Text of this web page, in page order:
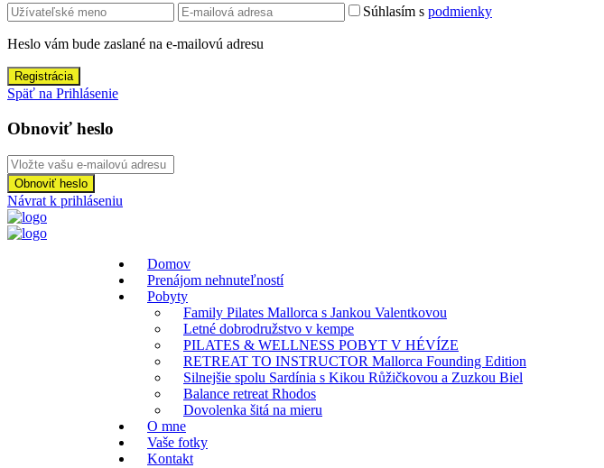
Súhlasím s podmienky
Heslo vám bude zaslané na e-mailovú adresu
Registrácia
Späť na Prihlásenie
Obnoviť heslo
Obnoviť heslo
Návrat k prihláseniu
Domov
Prenájom nehnuteľností
Pobyty
Family Pilates Mallorca s Jankou Valentkovou
Letné dobrodružstvo v kempe
PILATES & WELLNESS POBYT V HÉVÍZE
RETREAT TO INSTRUCTOR Mallorca Founding Edition
Silnejšie spolu Sardínia s Kikou Růžičkovou a Zuzkou Biel
Balance retreat Rhodos
Dovolenka šitá na mieru
O mne
Vaše fotky
Kontakt